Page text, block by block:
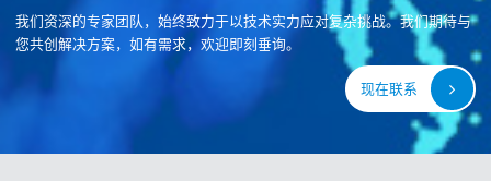
我们资深的专家团队，始终致力于以技术实力应对复杂挑战。我们期待与
您共创解决方案，如有需求，欢迎即刻垂询。
现在联系